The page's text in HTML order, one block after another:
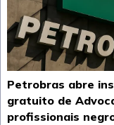
Petrobras abre
gratuito de
profissionais